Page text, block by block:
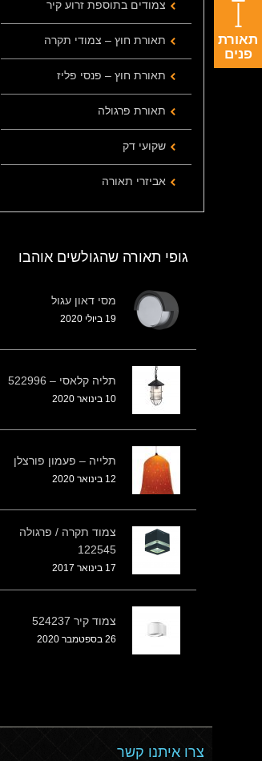
צמודים בתוספת זרוע קיר
תאורת חוץ – צמודי תקרה
תאורת חוץ – פנסי פליז
תאורת פרגולה
שקועי דק
אביזרי תאורה
גופי תאורה שהגולשים אוהבו
מסי דאון עגול
19 ביולי 2020
תליה קלאסי – 522996
10 בינואר 2020
תלייה – פעמון פורצלן
12 בינואר 2020
צמוד תקרה / פרגולה
122545
17 בינואר 2017
צמוד קיר 524237
26 בספטמבר 2020
צרו איתנו קשר
תאורת
פנים